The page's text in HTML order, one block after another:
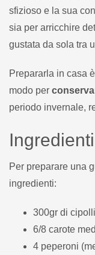
sfizioso e la sua
sia per arricchire
gustata da sola tra
Prepararla in casa
modo per
periodo invernale,
Ingredienti
Per preparare una
ingredienti:
300gr di
6/8 carote
4 peperoni